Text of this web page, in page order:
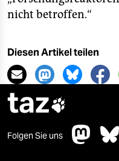
nicht betroffen.“
Diesen Artikel teilen
taz
Folgen Sie uns